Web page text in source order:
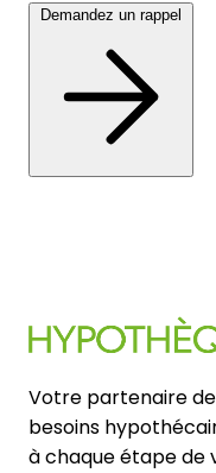
Demandez un rappel
Votre partenaire
besoins
à chaque étape de